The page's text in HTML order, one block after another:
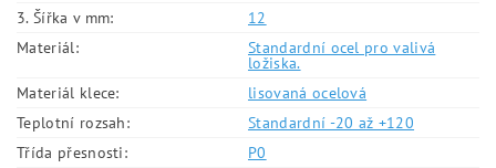
3. Šířka v mm:
12
Materiál:
Standardní ocel pro valivá
ložiska.
Materiál klece:
lisovaná ocelová
Teplotní rozsah:
Standardní -20 až +120
Třída přesnosti:
P0